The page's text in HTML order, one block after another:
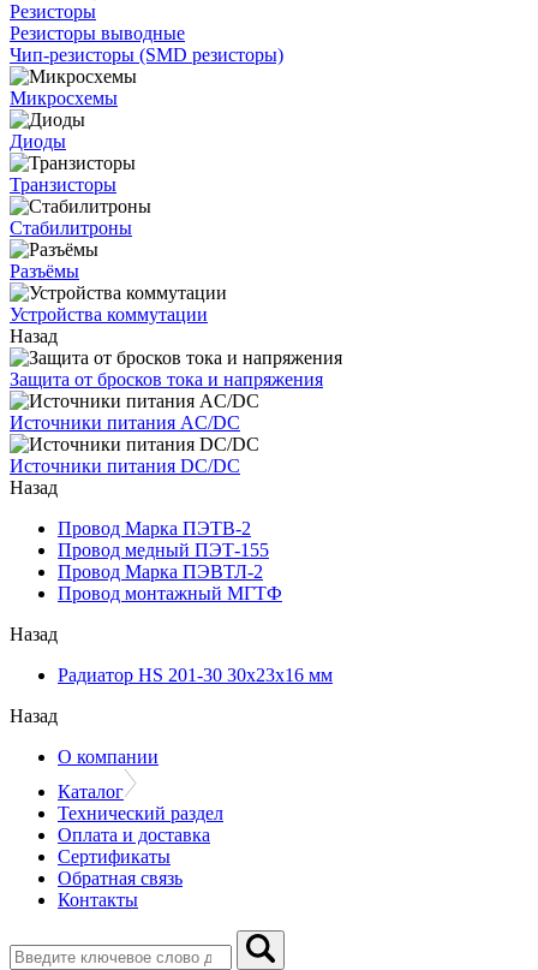
Резисторы
Резисторы выводные
Чип-резисторы (SMD резисторы)
Микросхемы
Диоды
Транзисторы
Стабилитроны
Разъёмы
Устройства коммутации
Назад
Защита от бросков тока и напряжения
Источники питания AC/DC
Источники питания DC/DC
Назад
Провод Марка ПЭТВ-2
Провод медный ПЭТ-155
Провод Марка ПЭВТЛ-2
Провод монтажный МГТФ
Назад
Радиатор HS 201-30 30х23х16 мм
Назад
О компании
Каталог
Технический раздел
Оплата и доставка
Сертификаты
Обратная связь
Контакты